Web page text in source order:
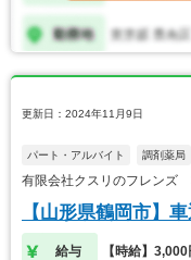
更新日：2024年11月9日
パート・アルバイト 調剤薬局
有限会社クスリのフレンズ
【山形県鶴岡市】
給与 【時給】